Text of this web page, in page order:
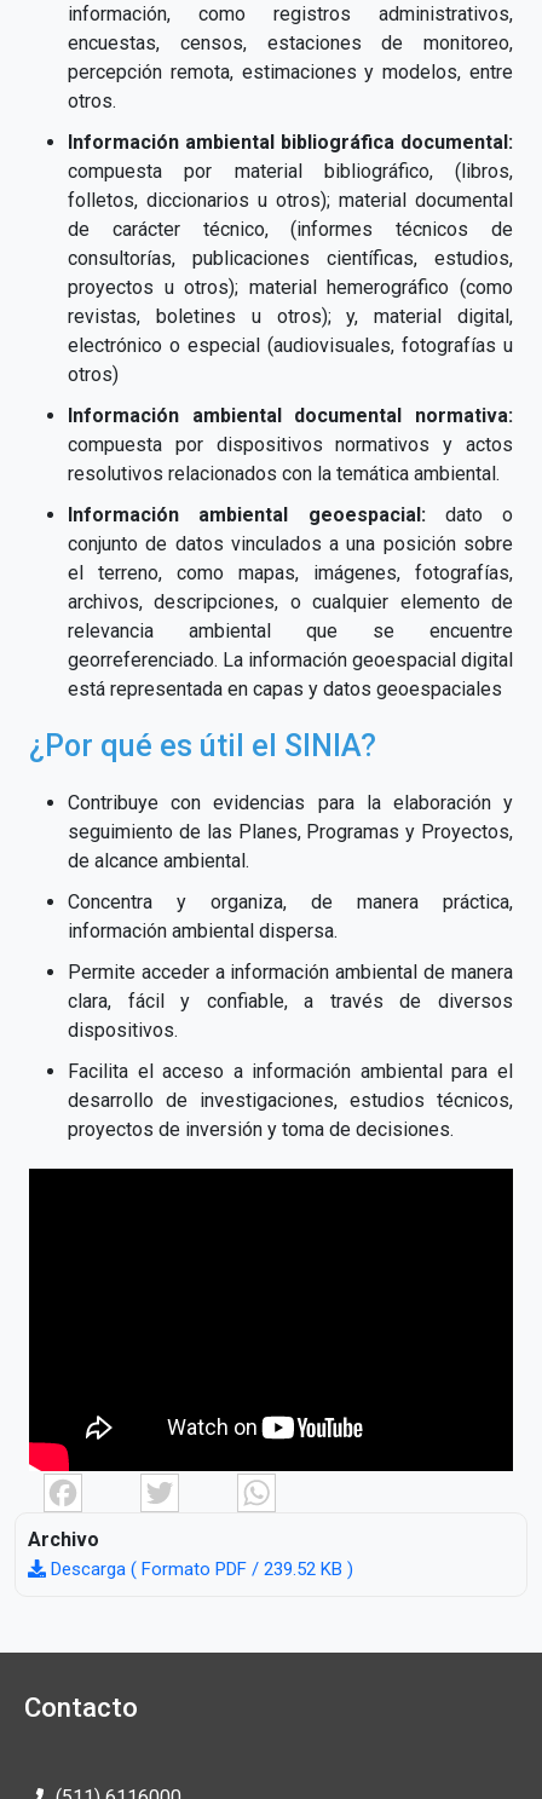
información, como registros administrativos,
encuestas, censos, estaciones de monitoreo,
percepción remota, estimaciones y modelos, entre
otros.
Información ambiental bibliográfica documental:
compuesta por material bibliográfico, (libros,
folletos, diccionarios u otros); material documental
de carácter técnico, (informes técnicos de
consultorías, publicaciones científicas, estudios,
proyectos u otros); material hemerográfico (como
revistas, boletines u otros); y, material digital,
electrónico o especial (audiovisuales, fotografías u
otros)
Información ambiental documental normativa:
compuesta por dispositivos normativos y actos
resolutivos relacionados con la temática ambiental.
Información ambiental geoespacial:dato o
conjunto de datos vinculados a una posición sobre
el terreno, como mapas, imágenes, fotografías,
archivos, descripciones, o cualquier elemento de
relevancia ambiental que se encuentre
georreferenciado. La información geoespacial digital
está representada en capas y datos geoespaciales
¿Por qué es útil el SINIA?
Contribuye con evidencias para la elaboración y
seguimiento de las Planes, Programas y Proyectos,
de alcance ambiental.
Concentra y organiza, de manera práctica,
información ambiental dispersa.
Permite acceder a información ambiental de manera
clara, fácil y confiable, a través de diversos
dispositivos.
Facilita el acceso a información ambiental para el
desarrollo de investigaciones, estudios técnicos,
proyectos de inversión y toma de decisiones.
FacebookTwitter
Archivo
Descarga ( Formato PDF / 239.52 KB )
Contacto